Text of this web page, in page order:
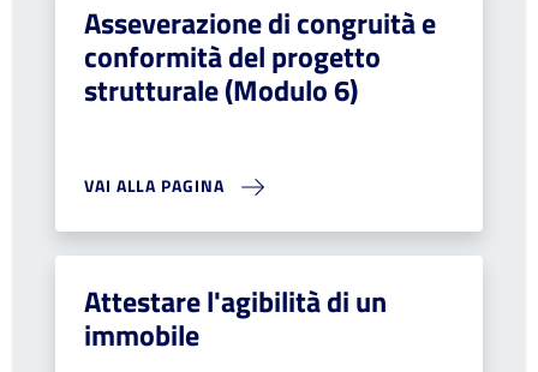
Asseverazione di congruità e
conformità del progetto
strutturale (Modulo 6)
VAI ALLA PAGINA
Attestare l'agibilità di un
immobile